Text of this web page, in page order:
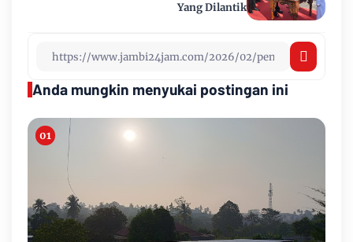
Yang Dilantik
Anda mungkin menyukai postingan ini